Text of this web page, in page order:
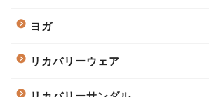
ヨガ
リカバリーウェア